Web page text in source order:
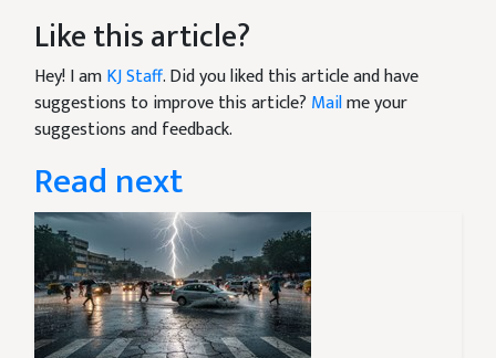
Like this article?
Hey! I amKJ Staff. Did you liked this article and have
suggestions to improve this article? Mailme your
suggestions and feedback.
Read next